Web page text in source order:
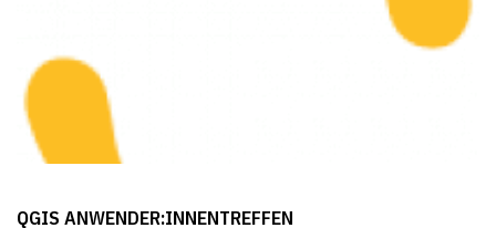
QGIS ANWENDER:INNENTREFFEN